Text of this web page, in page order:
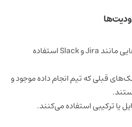
کاربران از قبل از ابزارهایی مانند Jira و Slack استفاده
قبلی که تیم انجام داده موجود و
یا ترکیبی استفاده می‌کنند.